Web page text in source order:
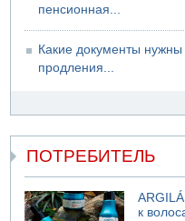
пенсионная...
Какие документы нужны
продления...
ПОТРЕБИТЕЛЬ
к